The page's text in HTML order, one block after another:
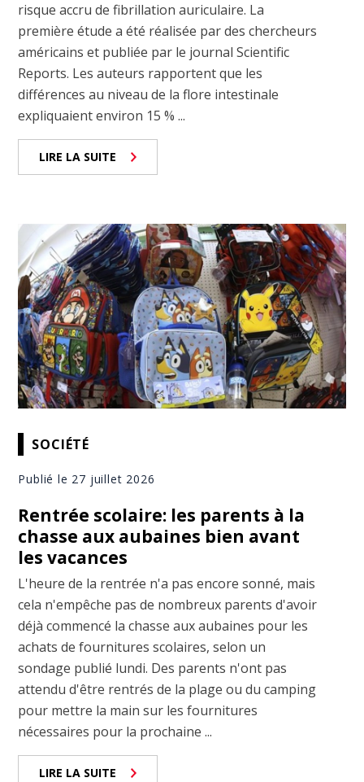
risque accru de fibrillation auriculaire. La
première étude a été réalisée par des chercheurs
américains et publiée par le journal Scientific
Reports. Les auteurs rapportent que les
différences au niveau de la flore intestinale
expliquaient environ 15 % ...
LIRE LA SUITE
SOCIÉTÉ
Publié le 27 juillet 2026
Rentrée scolaire: les parents à la
chasse aux aubaines bien avant
les vacances
L'heure de la rentrée n'a pas encore sonné, mais
cela n'empêche pas de nombreux parents d'avoir
déjà commencé la chasse aux aubaines pour les
achats de fournitures scolaires, selon un
sondage publié lundi. Des parents n'ont pas
attendu d'être rentrés de la plage ou du camping
pour mettre la main sur les fournitures
nécessaires pour la prochaine ...
LIRE LA SUITE